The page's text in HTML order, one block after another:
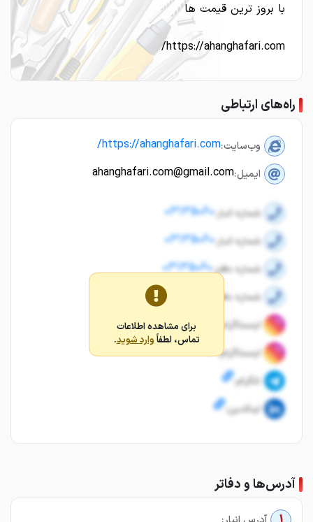
با بروز ترین قیمت ها
https://ahanghafari.com/
راه‌های ارتباطی
وب‌سایت:https://ahanghafari.com/
ایمیل:ahanghafari.com@gmail.com
برای مشاهده اطلاعات
تماس، لطفاًوارد شوید.
شماره انبار: 03135060
شماره انبار: 03135060
شماره دفتر:03135060
شماره دفتر: 03135060
اینستاگرام:
اینستاگرام:
تلگرام:
لینکدین:
آدرس‌ها و دفاتر